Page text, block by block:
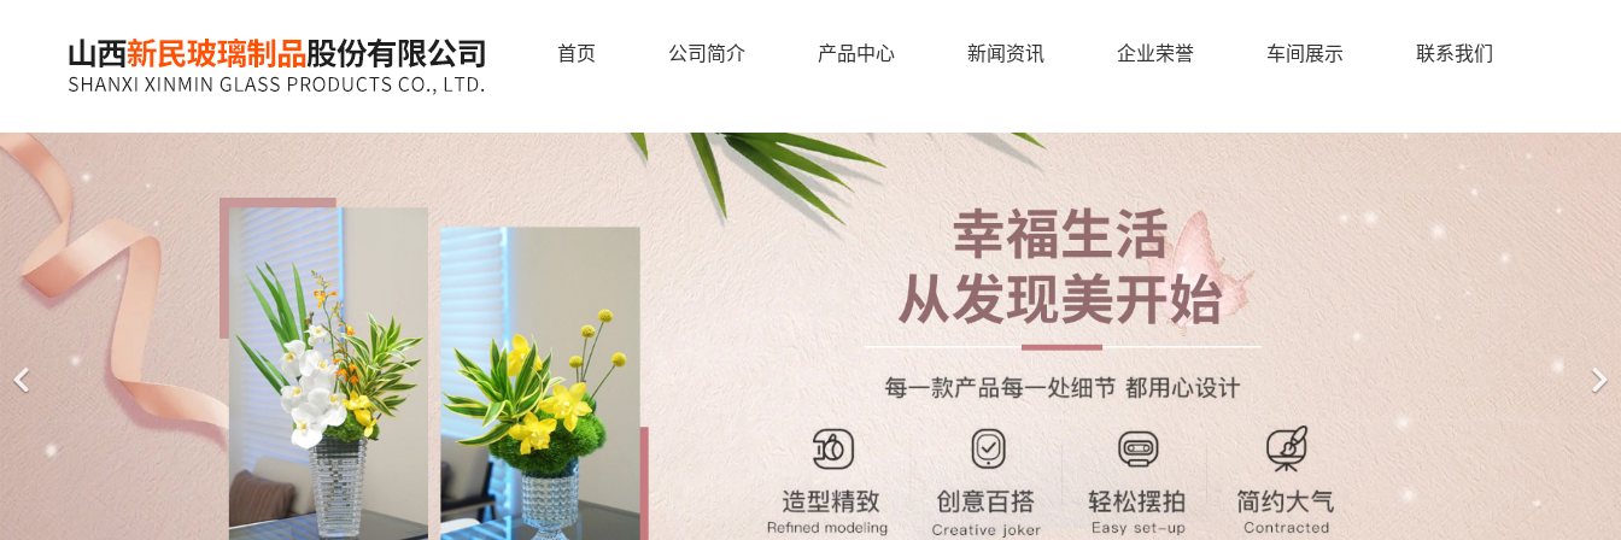
首页 公司简介 产品中心 新闻资讯 企业荣誉 车间展示 联系我们